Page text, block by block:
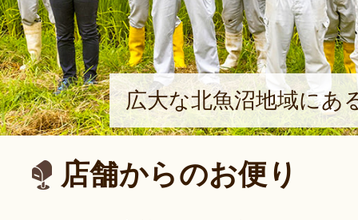
広大な北魚沼地域にあ
店舗からのお便り